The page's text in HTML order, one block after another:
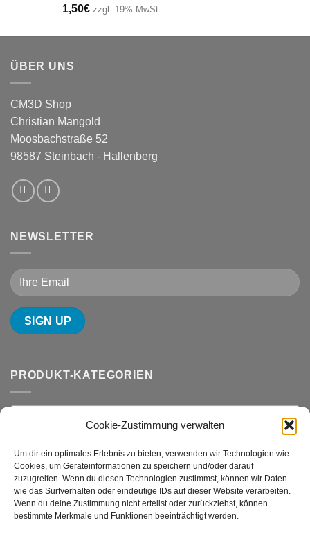
Cookie-Zustimmung verwalten
Um dir ein optimales Erlebnis zu bieten, verwenden wir Technologien wie
Cookies, um Geräteinformationen zu speichern und/oder darauf
zuzugreifen. Wenn du diesen Technologien zustimmst, können wir Daten
wie das Surfverhalten oder eindeutige IDs auf dieser Website verarbeiten.
Wenn du deine Zustimmung nicht erteilst oder zurückziehst, können
bestimmte Merkmale und Funktionen beeinträchtigt werden.
Bewertet
mit
von
1,50€ zzgl. 19% MwSt.
ÜBER UNS
CM3D Shop
Christian Mangold
Moosbachstraße 52
98587 Steinbach - Hallenberg
NEWSLETTER
PRODUKT-KATEGORIEN